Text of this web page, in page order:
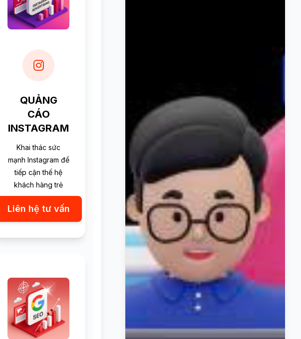
QUẢNG
CÁO
INSTAGRAM
Khai thác sức
mạnh Instagram để
tiếp cận thế hệ
khách hàng trẻ
Liên hệ tư vấn